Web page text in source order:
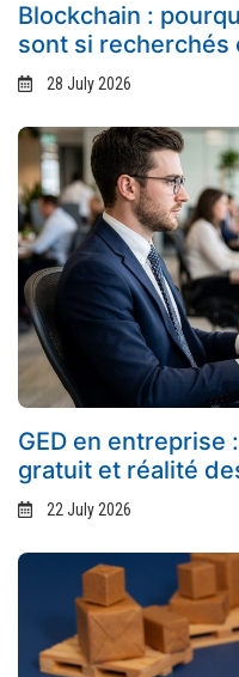
Blockchain :
sont si recherchés
28 July 2026
GED en entreprise
gratuit et réalité
22 July 2026